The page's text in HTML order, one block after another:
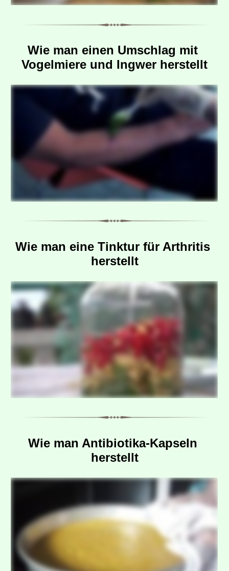
Wie man einen Umschlag mit
Vogelmiere und Ingwer herstellt
Wie man eine Tinktur für Arthritis
herstellt
Wie man Antibiotika-Kapseln
herstellt